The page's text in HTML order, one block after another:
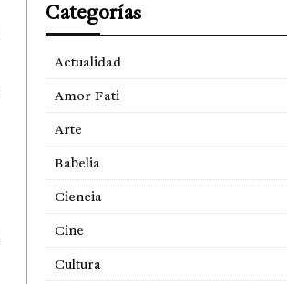
Categorías
Actualidad
Amor Fati
Arte
Babelia
Ciencia
Cine
Cultura